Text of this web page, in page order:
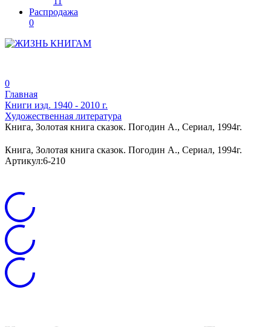
Распродажа
0
0
Главная
Книги изд. 1940 - 2010 г.
Художественная литература
Книга, Золотая книга сказок. Погодин А., Сериал, 1994г.
Книга, Золотая книга сказок. Погодин А., Сериал, 1994г.
Артикул:6-210